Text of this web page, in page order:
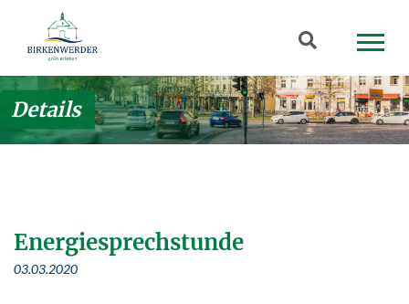
Zum Hauptinhalt springen
Suchbegriff
Details
Energiesprechstunde
03.03.2020